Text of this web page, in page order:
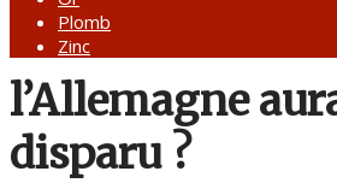
Plomb
Zinc
l’Allemagne
disparu ?